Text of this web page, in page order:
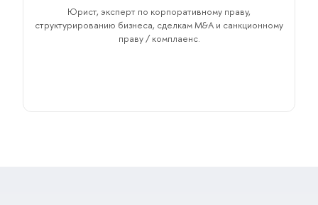
Юрист, эксперт по корпоративному праву,
структурированию бизнеса, сделкам M&A и санкционному
праву / комплаенс.